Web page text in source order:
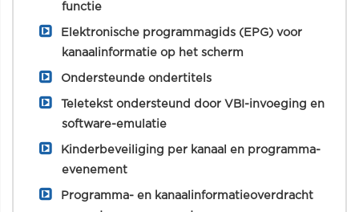
functie
Elektronische programmagids (EPG) voor
kanaalinformatie op het scherm
Ondersteunde ondertitels
Teletekst ondersteund door VBI-invoeging en
software-emulatie
Kinderbeveiliging per kanaal en programma-
evenement
Programma- en kanaalinformatieoverdracht